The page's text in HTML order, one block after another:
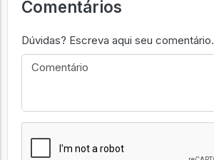
Comentários
Dúvidas? Escreva aqui seu comentário.